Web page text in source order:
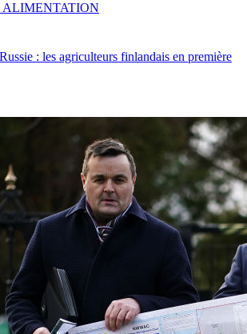
: les agriculteurs finlandais en première